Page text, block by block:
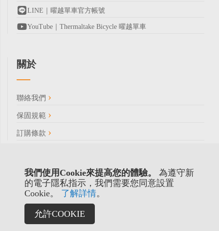
我們使用Cookie來提高您的體驗。
為遵守新
的電子隱私指示，我們需要您同意設置
Cookie。 了解詳情。
允許COOKIE
LINE｜曜越單車官方帳號
YouTube｜Thermaltake Bicycle 曜越單車
關於
聯絡我們
保固規範
訂購條款
Copyright © 2022 曜越科技股份有限公司 / 統一編號: